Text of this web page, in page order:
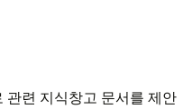
련 지식창고 문서를 제안